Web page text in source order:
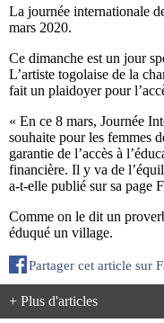
La journée internationale
mars 2020.
Ce dimanche est un jour
L’artiste togolaise de la
fait un plaidoyer pour
« En ce 8 mars, Journée
souhaite pour les femmes
garantie de l’accès à
financière. Il y va de
a-t-elle publié sur sa page
Comme on le dit un
éduqué un village.
Partager cet article sur
+ Plus d'articles